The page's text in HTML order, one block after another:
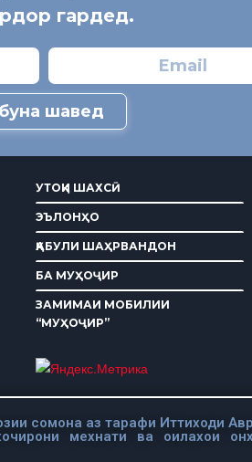
гардед.
шавед
УТОҚИ ШАХСӢ
ЭЪЛОНҲО
ҚАБУЛИ ШАҲРВАНДОН
БА МУҲОҶИР
ЗАМИМАИ МОБИЛИИ
“МУҲОҶИР”
сомона аз тарафи Иттиходи
мехнати ва оилахои